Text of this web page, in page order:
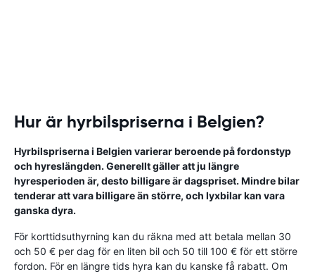
Hur är hyrbilspriserna i Belgien?
Hyrbilspriserna i Belgien varierar beroende på fordonstyp
och hyreslängden. Generellt gäller att ju längre
hyresperioden är, desto billigare är dagspriset. Mindre bilar
tenderar att vara billigare än större, och lyxbilar kan vara
ganska dyra.
För korttidsuthyrning kan du räkna med att betala mellan 30
och 50 € per dag för en liten bil och 50 till 100 € för ett större
fordon. För en längre tids hyra kan du kanske få rabatt. Om